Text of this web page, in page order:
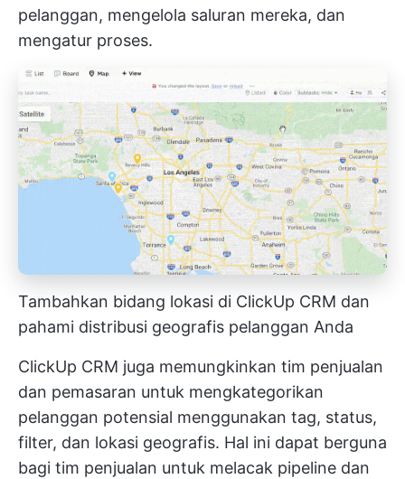
pelanggan, mengelola saluran mereka, dan
mengatur proses.
Tambahkan bidang lokasi di ClickUp CRM dan
pahami distribusi geografis pelanggan Anda
ClickUp CRM juga memungkinkan tim penjualan
dan pemasaran untuk mengkategorikan
pelanggan potensial menggunakan tag, status,
filter, dan lokasi geografis. Hal ini dapat berguna
bagi tim penjualan untuk melacak pipeline dan